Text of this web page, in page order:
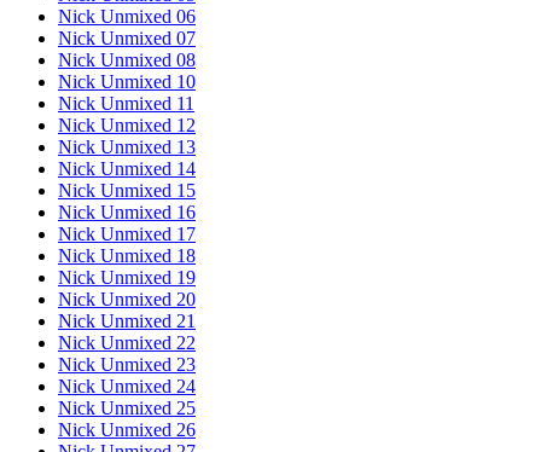
Nick Unmixed 06
Nick Unmixed 07
Nick Unmixed 08
Nick Unmixed 10
Nick Unmixed 11
Nick Unmixed 12
Nick Unmixed 13
Nick Unmixed 14
Nick Unmixed 15
Nick Unmixed 16
Nick Unmixed 17
Nick Unmixed 18
Nick Unmixed 19
Nick Unmixed 20
Nick Unmixed 21
Nick Unmixed 22
Nick Unmixed 23
Nick Unmixed 24
Nick Unmixed 25
Nick Unmixed 26